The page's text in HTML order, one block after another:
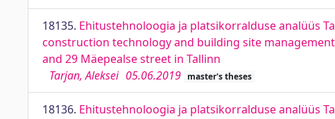
18135. Ehitustehnoloogia ja platsikorralduse analüüs
construction technology and building site
and 29 Mäepealse street in Tallinn
Tarjan, Aleksei 05.06.2019 master's theses
18136. Ehitustehnoloogia ja platsikorralduse analüüs